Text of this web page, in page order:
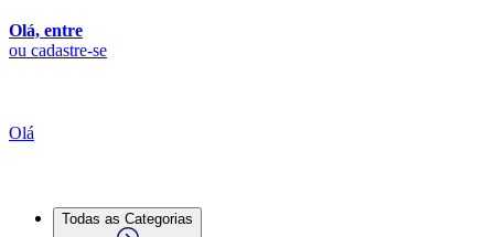
Olá, entre
ou cadastre-se
Olá
Todas as Categorias